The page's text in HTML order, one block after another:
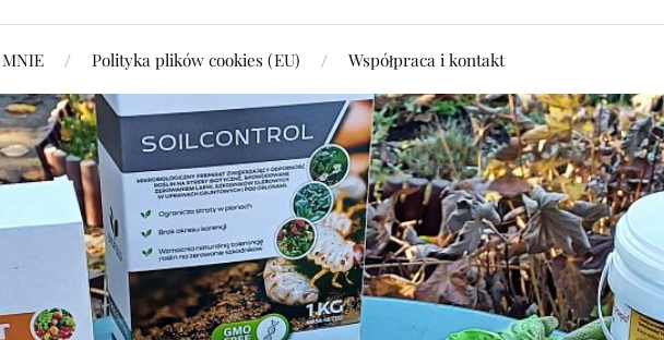
Polityka plików cookies (EU) Współpraca i kontakt